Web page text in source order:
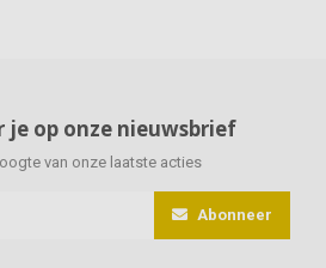
je op onze nieuwsbrief
van onze laatste acties
Abonneer